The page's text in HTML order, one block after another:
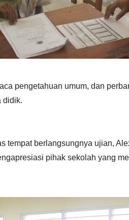
pengetahuan umum, dan
didik.
tempat berlangsungnya ujian,
pihak sekolah yang